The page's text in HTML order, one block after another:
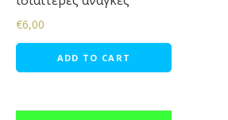
€6,00
ADD TO CART